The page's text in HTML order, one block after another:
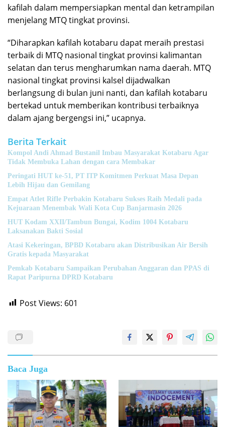
kafilah dalam mempersiapkan mental dan ketrampilan
menjelang MTQ tingkat provinsi.
“Diharapkan kafilah kotabaru dapat meraih prestasi
terbaik di MTQ nasional tingkat provinsi kalimantan
selatan dan terus mengharumkan nama daerah. MTQ
nasional tingkat provinsi kalsel dijadwalkan
berlangsung di bulan juni nanti, dan kafilah kotabaru
bertekad untuk memberikan kontribusi terbaiknya
dalam ajang bergengsi ini,” ucapnya.
Berita Terkait
Kompol Andi Ahmad Bustanil Imbau Masyarakat Kotabaru Agar
Tidak Membuka Lahan dengan cara Membakar
Peringati HUT ke-51, PT ITP Komitmen Perkuat Masa Depan
Lebih Hijau dan Gemilang
Empat Atlet Rifle Perbakin Kotabaru Sukses Raih Medali pada
Kejuaraan Menembak Wali Kota Cup Banjarmasin 2026
HUT Kodam XXII/Tambun Bungai, Kodim 1004 Kotabaru
Laksanakan Bakti Sosial
Atasi Kekeringan, BPBD Kotabaru akan Distribusikan Air Bersih
Gratis kepada Masyarakat
Pemkab Kotabaru Sampaikan Perubahan Anggaran dan PPAS di
Rapat Paripurna DPRD Kotabaru
Post Views: 601
Baca Juga